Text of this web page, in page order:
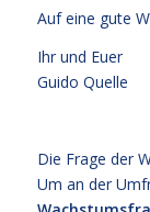
Auf eine gute
Ihr und Euer
Guido Quelle
Die Frage der
Um an der